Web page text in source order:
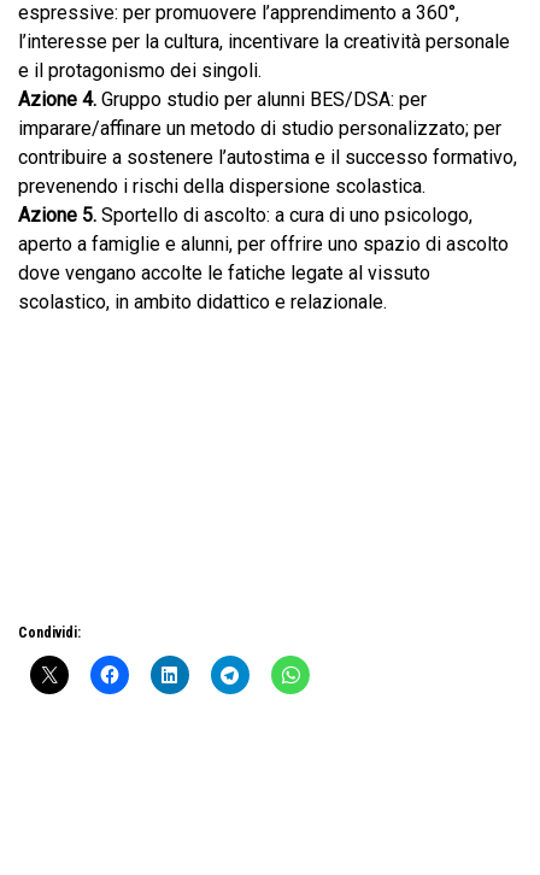
espressive: per promuovere l’apprendimento a 360°,
l’interesse per la cultura, incentivare la creatività personale
e il protagonismo dei singoli.
Azione 4. Gruppo studio per alunni BES/DSA: per
imparare/affinare un metodo di studio personalizzato; per
contribuire a sostenere l’autostima e il successo formativo,
prevenendo i rischi della dispersione scolastica.
Azione 5. Sportello di ascolto: a cura di uno psicologo,
aperto a famiglie e alunni, per offrire uno spazio di ascolto
dove vengano accolte le fatiche legate al vissuto
scolastico, in ambito didattico e relazionale.
Condividi: